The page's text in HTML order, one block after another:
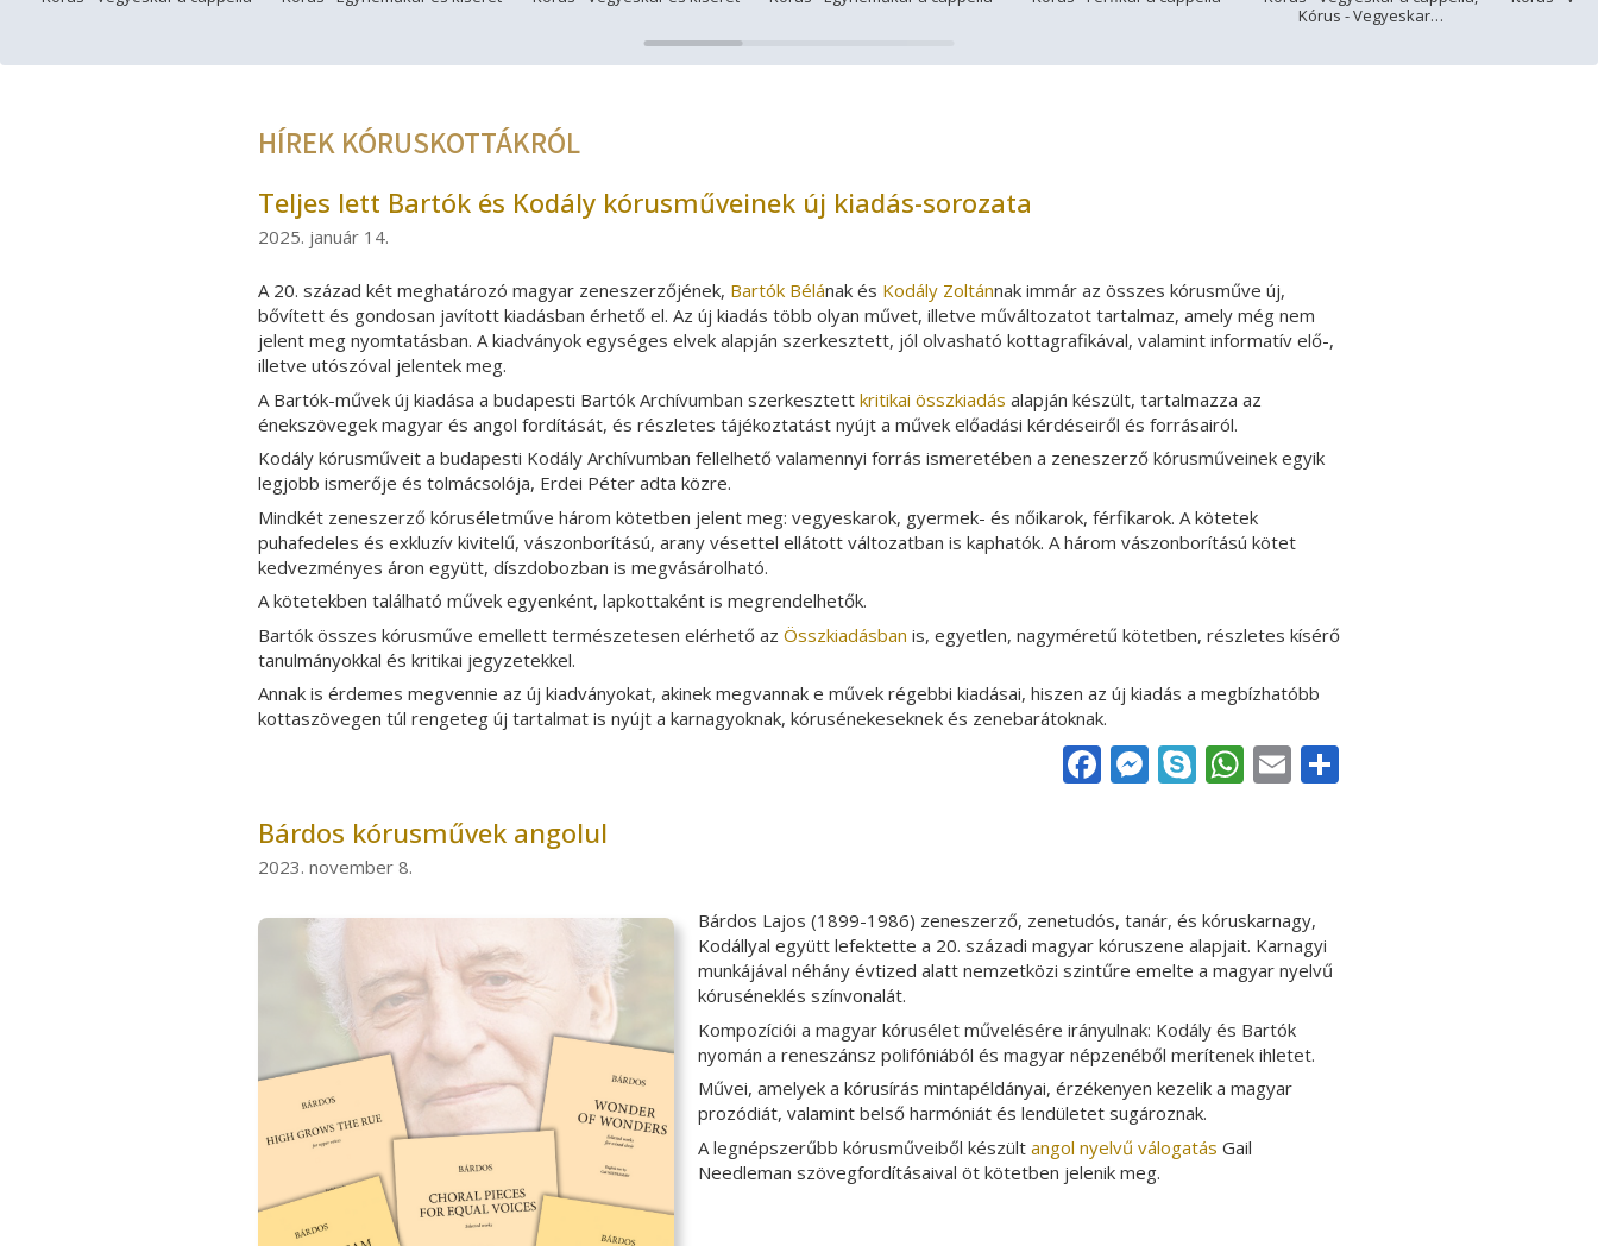
Kórus - Vegyeskar…
HÍREK KÓRUSKOTTÁKRÓL
Teljes lett Bartók és Kodály kórusműveinek új kiadás-sorozata
2025. január 14.
A 20. század két meghatározó magyar zeneszerzőjének, Bartók Bélának és Kodály Zoltánnak immár az összes kórusműve új,
bővített és gondosan javított kiadásban érhető el. Az új kiadás több olyan művet, illetve műváltozatot tartalmaz, amely még nem
jelent meg nyomtatásban. A kiadványok egységes elvek alapján szerkesztett, jól olvasható kottagrafikával, valamint informatív elő-,
illetve utószóval jelentek meg.
A Bartók-művek új kiadása a budapesti Bartók Archívumban szerkesztett kritikai összkiadás alapján készült, tartalmazza az
énekszövegek magyar és angol fordítását, és részletes tájékoztatást nyújt a művek előadási kérdéseiről és forrásairól.
Kodály kórusműveit a budapesti Kodály Archívumban fellelhető valamennyi forrás ismeretében a zeneszerző kórusműveinek egyik
legjobb ismerője és tolmácsolója, Erdei Péter adta közre.
Mindkét zeneszerző kóruséletműve három kötetben jelent meg: vegyeskarok, gyermek- és nőikarok, férfikarok. A kötetek
puhafedeles és exkluzív kivitelű, vászonborítású, arany vésettel ellátott változatban is kaphatók. A három vászonborítású kötet
kedvezményes áron együtt, díszdobozban is megvásárolható.
A kötetekben található művek egyenként, lapkottaként is megrendelhetők.
Bartók összes kórusműve emellett természetesen elérhető az Összkiadásban is, egyetlen, nagyméretű kötetben, részletes kísérő
tanulmányokkal és kritikai jegyzetekkel.
Annak is érdemes megvennie az új kiadványokat, akinek megvannak e művek régebbi kiadásai, hiszen az új kiadás a megbízhatóbb
kottaszövegen túl rengeteg új tartalmat is nyújt a karnagyoknak, kórusénekeseknek és zenebarátoknak.
FacebookMessenger
Skype WhatsApp
Email
Bárdos kórusművek angolul
2023. november 8.
Bárdos Lajos (1899-1986) zeneszerző, zenetudós, tanár, és kóruskarnagy,
Kodállyal együtt lefektette a 20. századi magyar kóruszene alapjait. Karnagyi
munkájával néhány évtized alatt nemzetközi szintűre emelte a magyar nyelvű
kóruséneklés színvonalát.
Kompozíciói a magyar kórusélet művelésére irányulnak: Kodály és Bartók
nyomán a reneszánsz polifóniából és magyar népzenéből merítenek ihletet.
Művei, amelyek a kórusírás mintapéldányai, érzékenyen kezelik a magyar
prozódiát, valamint belső harmóniát és lendületet sugároznak.
A legnépszerűbb kórusműveiből készült angol nyelvű válogatás Gail
Needleman szövegfordításaival öt kötetben jelenik meg.